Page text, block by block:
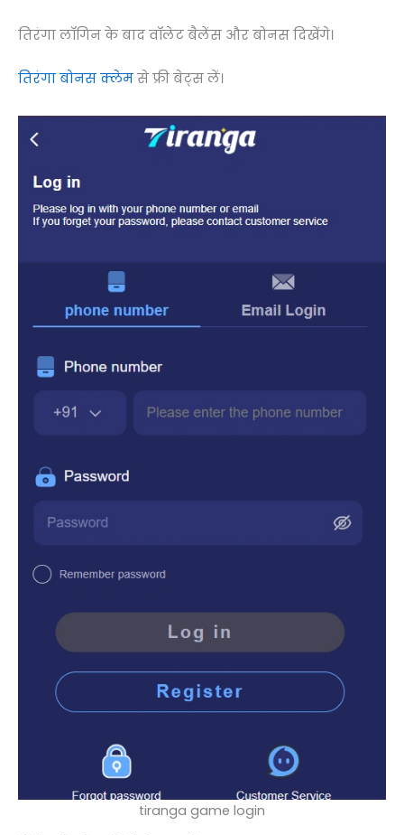
तिरंगा लॉगिन के बाद वॉलेट बैलेंस और बोनस दिखेंगे।
तिरंगा बोनस क्लेम से फ्री बेट्स लें।
tiranga game login